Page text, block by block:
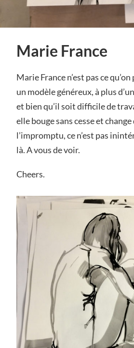
Marie France
Marie France n’est pas ce
un modèle généreux, à plus
et bien qu’il soit difficile de
elle bouge sans cesse et change
l’impromptu, ce n’est pas
là. A vous de voir.
Cheers.